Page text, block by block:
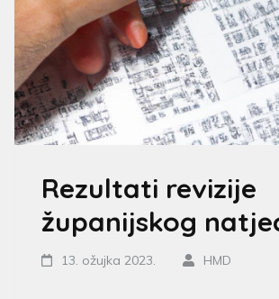
Rezultati revizije
županijskog
13. ožujka 2023. HMD